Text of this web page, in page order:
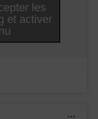
les
et activer